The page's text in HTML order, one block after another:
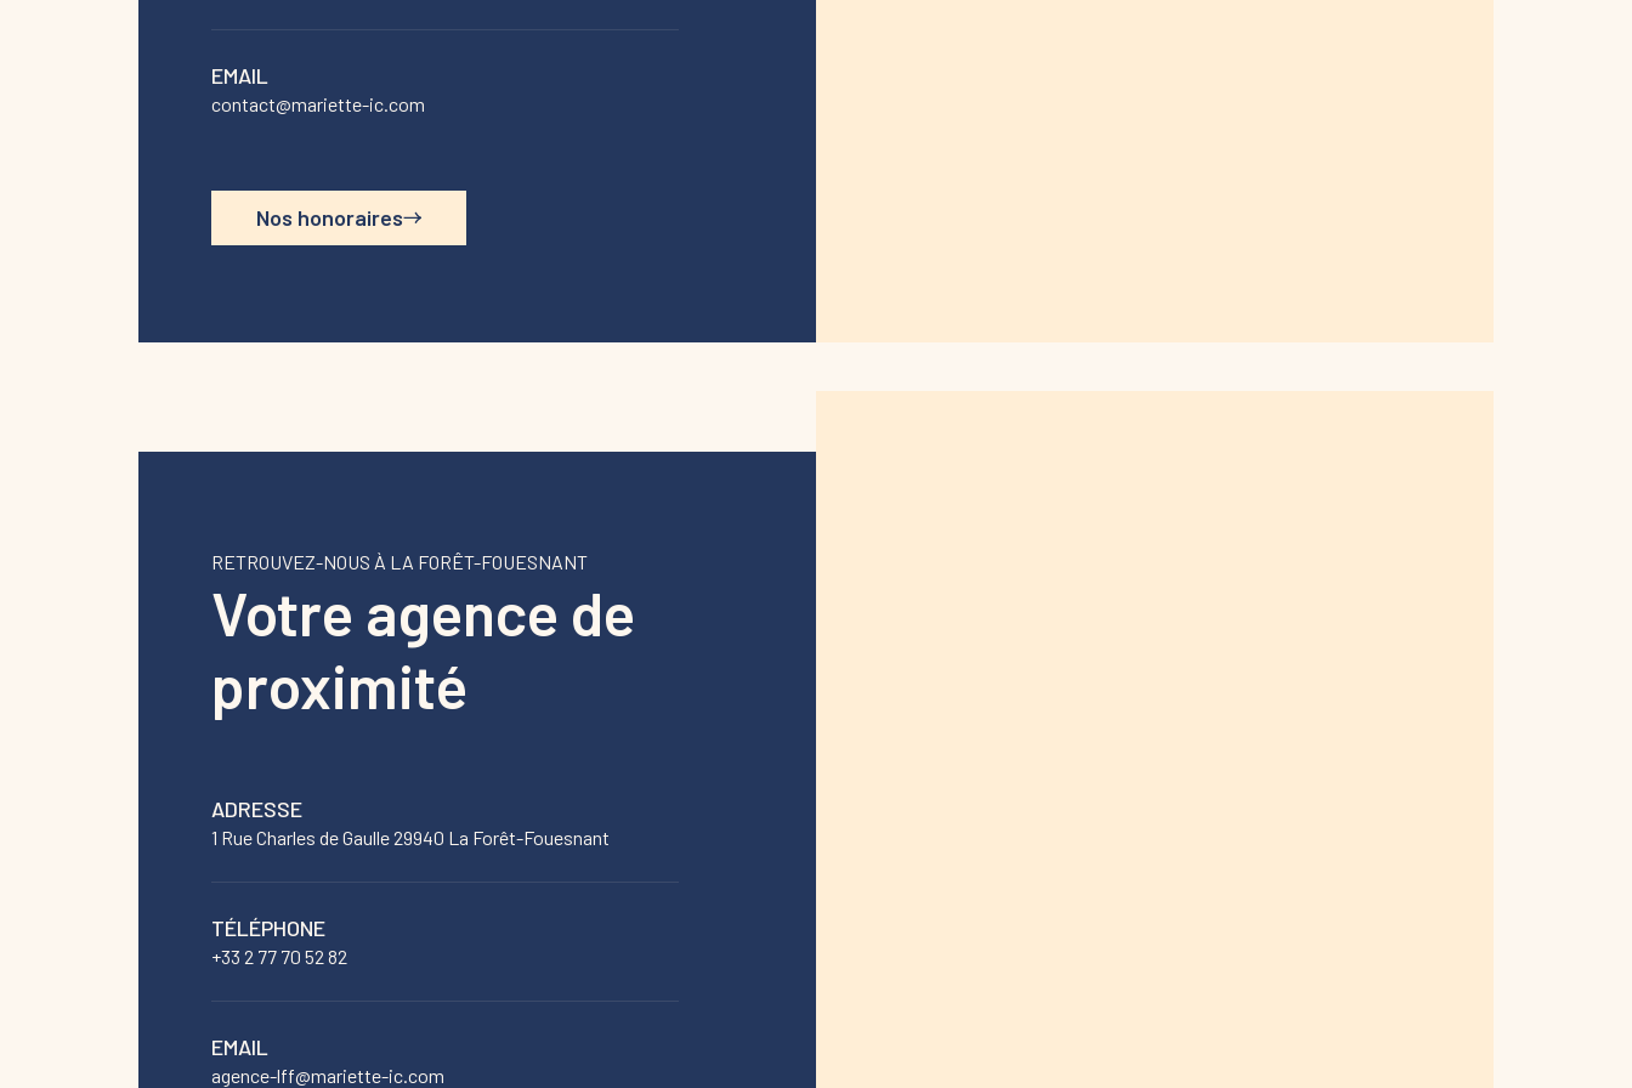
EMAIL
contact@mariette-ic.com
Nos honoraires
Votre agence de
proximité
RETROUVEZ-NOUS À LA FORÊT-FOUESNANT
ADRESSE
1 Rue Charles de Gaulle 29940 La Forêt-Fouesnant
TÉLÉPHONE
+33 2 77 70 52 82
EMAIL
agence-lff@mariette-ic.com